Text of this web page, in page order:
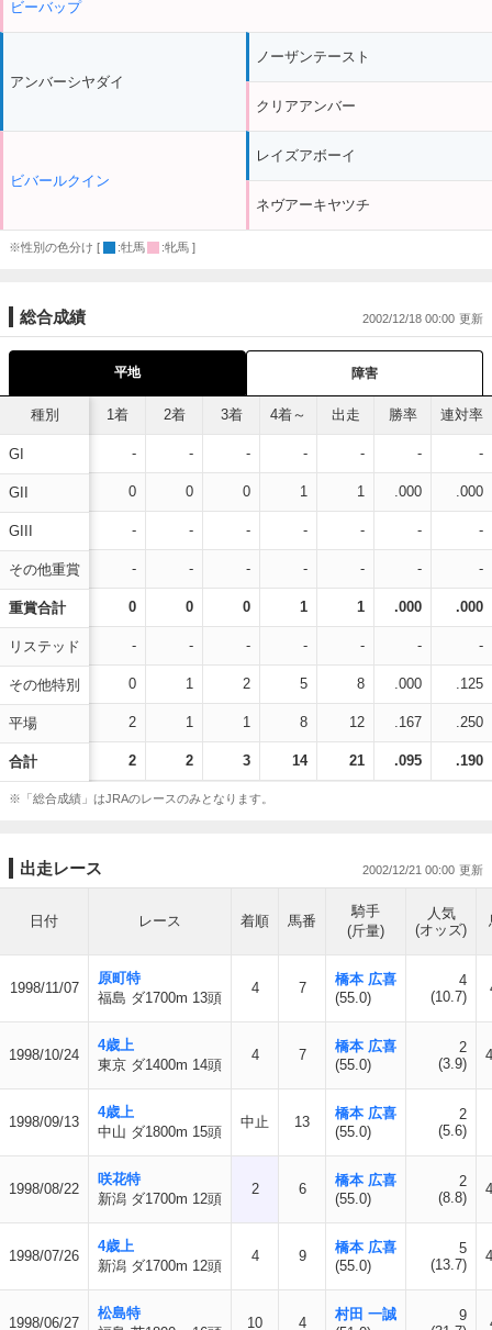
ビーバップ
アンバーシヤダイ
ビバールクイン
ノーザンテースト
クリアアンバー
レイズアボーイ
ネヴアーキヤツチ
※性別の色分け [ :牡馬 :牝馬 ]
総合成績 2002/12/18 00:00
平地 障害
種別
GI
GII
GIII
その他重賞
重賞合計
リステッド
その他特別
平場
合計
1着 2着 3着 4着～ 出走 勝率 連対率
- - - - - - -
0 0 0 1 1 .000 .000
- - - - - - -
- - - - - - -
0 0 0 1 1 .000 .000
- - - - - - -
0 1 2 5 8 .000 .125
2 1 1 8 12 .167 .250
2 2 3 14 21 .095 .190
※「総合成績」はJRAのレースのみとなります。
出走レース 2002/12/21 00:00
日付 レース 着順 馬番
騎手
(斤量)
人気
(オッズ)
1998/11/07
原町特
福島 ダ1700m 13頭
4 7
橋本 広喜
(55.0)
4
(10.7)
1998/10/24
4歳上
東京 ダ1400m 14頭
4 7
橋本 広喜
(55.0)
2
(3.9)
1998/09/13
4歳上
中山 ダ1800m 15頭
中止 13
橋本 広喜
(55.0)
2
(5.6)
1998/08/22
咲花特
新潟 ダ1700m 12頭
2 6
橋本 広喜
(55.0)
2
(8.8)
1998/07/26
4歳上
新潟 ダ1700m 12頭
4 9
橋本 広喜
(55.0)
5
(13.7)
1998/06/27
松島特
10 4
村田 一誠
9